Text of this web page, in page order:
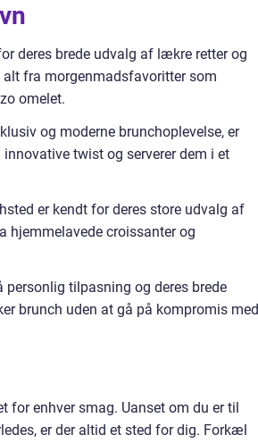
deres brede udvalg af lækre retter og
alt fra morgenmadsfavoritter som
omelet.
og moderne brunchoplevelse, er
twist og serverer dem i et
er kendt for deres store udvalg af
hjemmelavede croissanter og
personlig tilpasning og deres brede
brunch uden at gå på kompromis med
for enhver smag. Uanset om du er til
er der altid et sted for dig. Forkæl